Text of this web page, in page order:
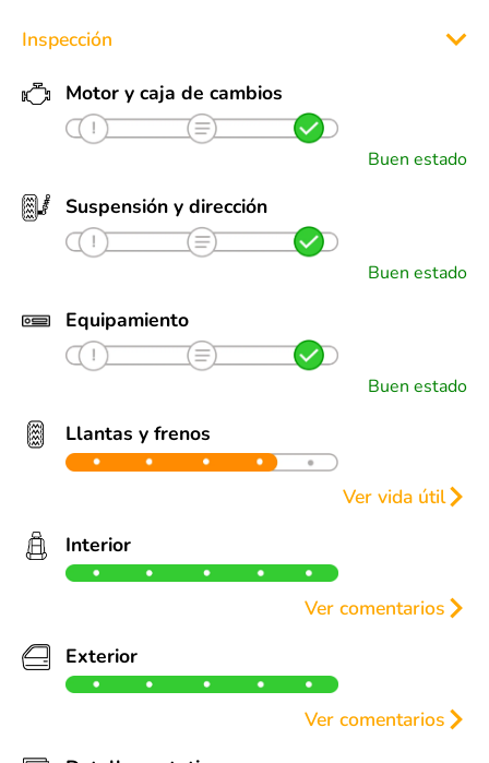
Inspección
Motor y caja de cambios
Buen estado
Suspensión y dirección
Buen estado
Equipamiento
Buen estado
Llantas y frenos
Ver vida útil
Llantas
50%
0%
50%
50%
50%
Interior
Ver comentarios
Exterior
Ver comentarios